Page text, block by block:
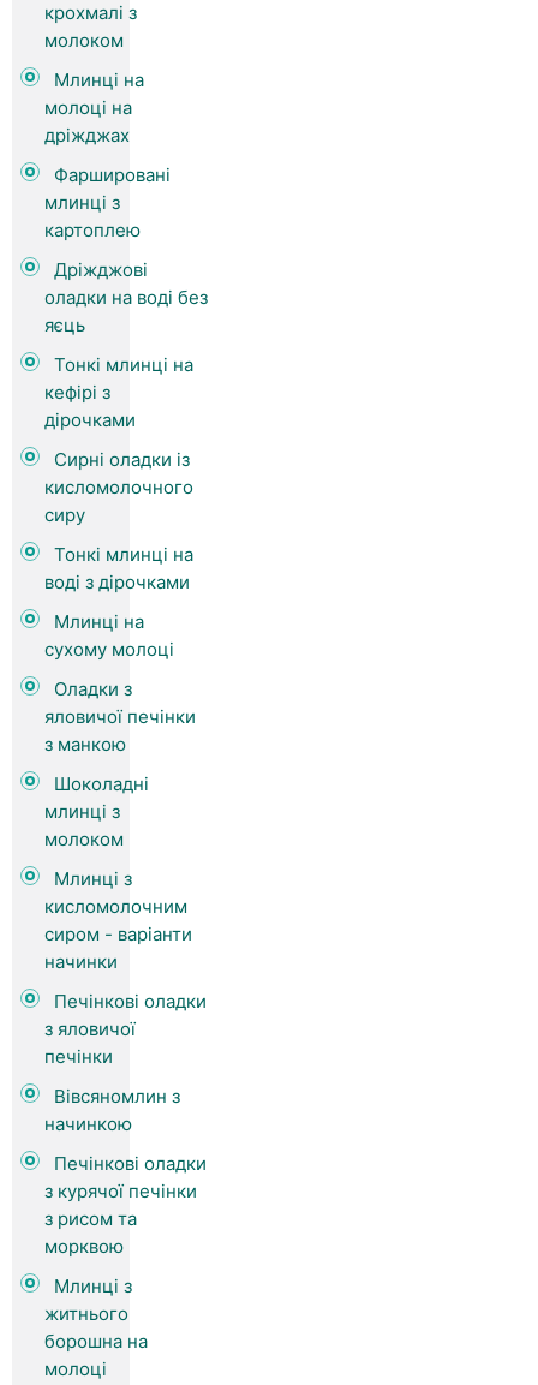
крохмалі з
молоком
Млинці на
молоці на
дріжджах
Фаршировані
млинці з
картоплею
Дріжджові
оладки на воді без
яєць
Тонкі млинці на
кефірі з
дірочками
Сирні оладки із
кисломолочного
сиру
Тонкі млинці на
воді з дірочками
Млинці на
сухому молоці
Оладки з
яловичої печінки
з манкою
Шоколадні
млинці з
молоком
Млинці з
кисломолочним
сиром - варіанти
начинки
Печінкові оладки
з яловичої
печінки
Вівсяномлин з
начинкою
Печінкові оладки
з курячої печінки
з рисом та
морквою
Млинці з
житнього
борошна на
молоці